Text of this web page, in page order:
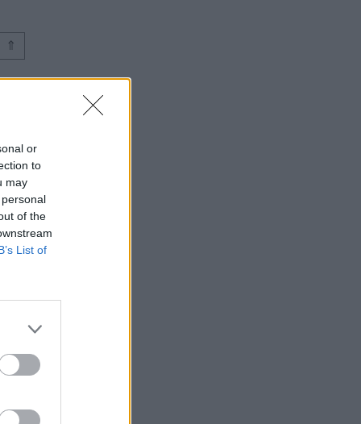
or
to
may
of the
List of
⇑